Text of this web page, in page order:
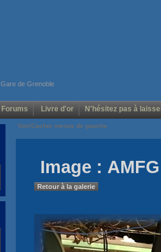
Gare de Grenoble
Forums Livre d'or N'hésitez pas à
Voir/Cacher menus de gauche
Image :
Retour à la galerie